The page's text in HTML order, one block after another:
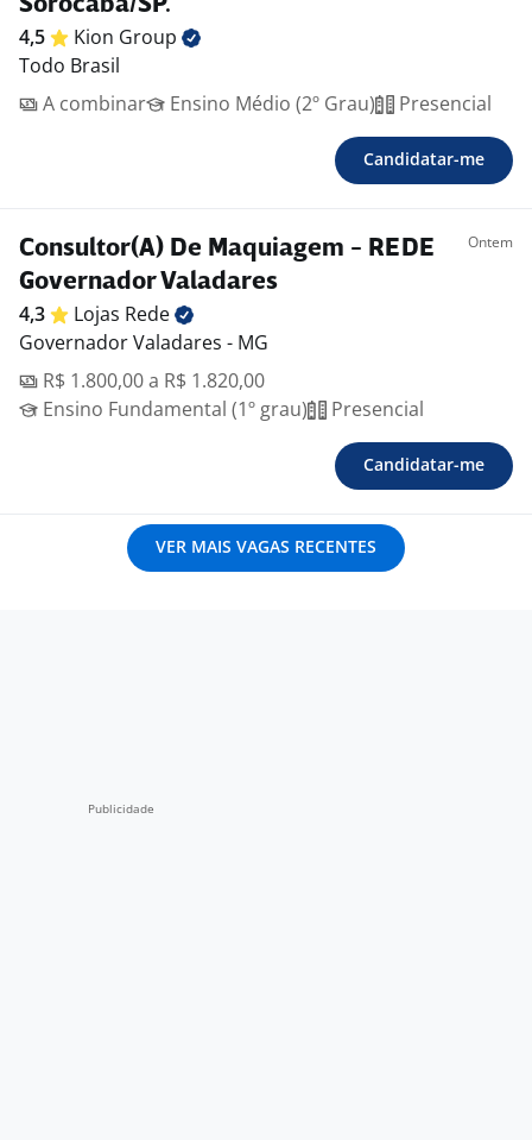
Sorocaba/SP.
4,5 Kion Group
Todo Brasil
A combinar
Ensino Médio (2º Grau) Presencial
Candidatar-me
Consultor(A) De Maquiagem - REDE
Governador Valadares
Ontem
4,3 Lojas Rede
Governador Valadares - MG
R$ 1.800,00 a R$ 1.820,00
Ensino Fundamental (1º grau)
Presencial
Candidatar-me
VER MAIS VAGAS RECENTES